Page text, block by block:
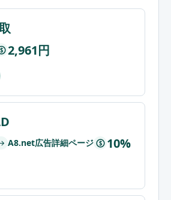
$ 2,961円
A8.net広告詳細ページ $ 10%